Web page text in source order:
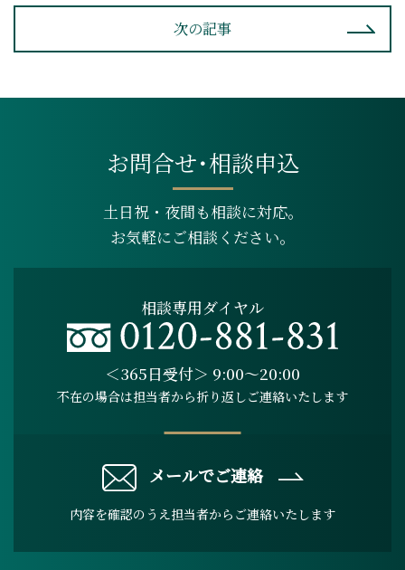
次の記事
お問合せ･相談申込
土日祝・夜間も相談に対応。
お気軽にご相談ください。
相談専用ダイヤル
＜365日受付＞ 9:00～20:00
不在の場合は担当者から折り返しご連絡いたします
メールでご連絡
内容を確認のうえ担当者からご連絡いたします